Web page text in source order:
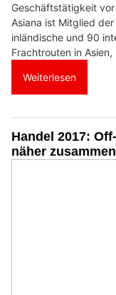
Geschäftstätigkeit
Asiana ist Mitglied
inländische und 90
Frachtrouten in
Weiterlesen
Handel 2017:
näher zusammen